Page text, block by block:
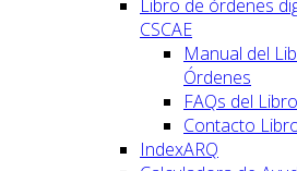
Libro de órdenes
CSCAE
Manual del
Órdenes
FAQs del
Contacto
IndexARQ